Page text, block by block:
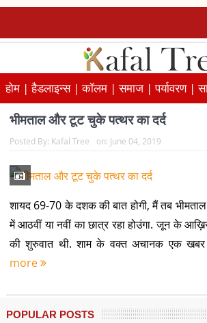
होम |हैडलाइन्स |कॉलम |समाज |पर्यावरण |
भीमताल और टूट चुके पत्थर का दर्द
Posted By: Kafal Tree on: June 04, 2019
शायद 69-70 के दशक की बात होगी, मैं तब
में आठवीं या नवीं का छात्र रहा होउंगा. जून के
की शुरुवात थी. शाम के वक्त अचानक एक खबर
more
POPULAR POSTS